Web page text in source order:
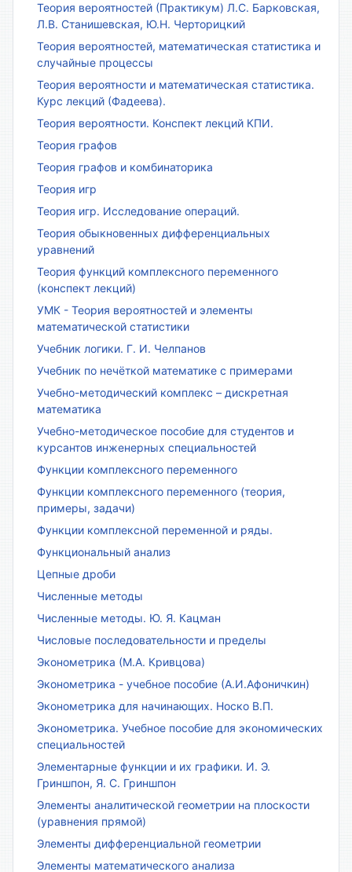
Теория вероятностей (Практикум) Л.С. Барковская,
Л.В. Станишевская, Ю.Н. Черторицкий
Теория вероятностей, математическая статистика и
случайные процессы
Теория вероятности и математическая статистика.
Курс лекций (Фадеева).
Теория вероятности. Конспект лекций КПИ.
Теория графов
Теория графов и комбинаторика
Теория игр
Теория игр. Исследование операций.
Теория обыкновенных дифференциальных
уравнений
Теория функций комплексного переменного
(конспект лекций)
УМК - Теория вероятностей и элементы
математической статистики
Учебник логики. Г. И. Челпанов
Учебник по нечёткой математике с примерами
Учебно-методический комплекс – дискретная
математика
Учебно-методическое пособие для студентов и
курсантов инженерных специальностей
Функции комплексного переменного
Функции комплексного переменного (теория,
примеры, задачи)
Функции комплексной переменной и ряды.
Функциональный анализ
Цепные дроби
Численные методы
Численные методы. Ю. Я. Кацман
Числовые последовательности и пределы
Эконометрика (М.А. Кривцова)
Эконометрика - учебное пособие (А.И.Афоничкин)
Эконометрика для начинающих. Носко В.П.
Эконометрика. Учебное пособие для экономических
специальностей
Элементарные функции и их графики. И. Э.
Гриншпон, Я. С. Гриншпон
Элементы аналитической геометрии на плоскости
(уравнения прямой)
Элементы дифференциальной геометрии
Элементы математического анализа